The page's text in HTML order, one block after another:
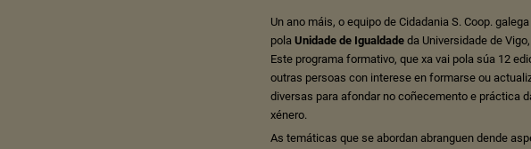
Un ano máis, o equipo de Cidadania S. Coop.
pola Unidade de Igualdade da Universidade de
Este programa formativo, que xa vai pola súa 12
outras persoas con interese en formarse ou
diversas para afondar no coñecemento e práctica
xénero.
As temáticas que se abordan abranguen dende